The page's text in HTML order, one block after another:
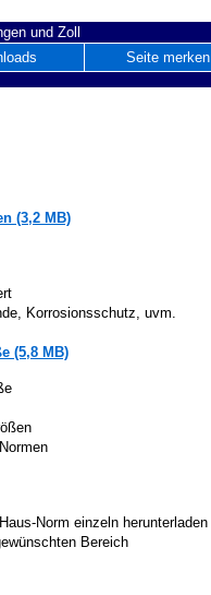
und Zoll
Seite merken
(3,2 MB)
Korrosionsschutz, uvm.
(5,8 MB)
Norm einzeln herunterladen
Bereich